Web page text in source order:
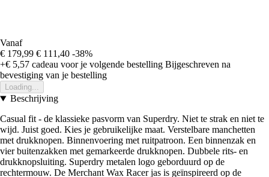
Vanaf
€ 179,99 € 111,40 -38%
+€ 5,57 cadeau voor je volgende bestelling Bijgeschreven na
bevestiging van je bestelling
Loading...
Beschrijving
Casual fit - de klassieke pasvorm van Superdry. Niet te strak en niet te
wijd. Juist goed. Kies je gebruikelijke maat. Verstelbare manchetten
met drukknopen. Binnenvoering met ruitpatroon. Een binnenzak en
vier buitenzakken met gemarkeerde drukknopen. Dubbele rits- en
drukknopsluiting. Superdry metalen logo geborduurd op de
rechtermouw. De Merchant Wax Racer jas is geïnspireerd op de